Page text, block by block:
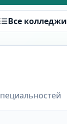
Все колледжи